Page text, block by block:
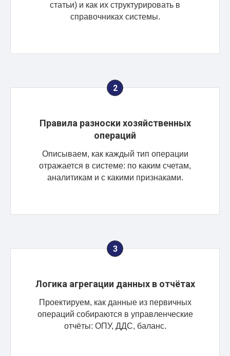
статьи) и как их структурировать в
справочниках системы.
Правила разноски хозяйственных
операций
Описываем, как каждый тип операции
отражается в системе: по каким счетам,
аналитикам и с какими признаками.
Логика агрегации данных в отчётах
Проектируем, как данные из первичных
операций собираются в управленческие
отчёты: ОПУ, ДДС, баланс.